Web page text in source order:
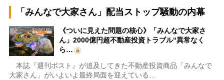
「みんなで大家さん」配当ストップ騒動の内幕
《ついに見えた問題の核心》「みんなで大家さ
ん」2000億円超不動産投資トラブル“異常なく
ら…
本誌『週刊ポスト』が追及してきた不動産投資商品「みんなで
大家さん」がいよいよ最終局面を迎えている…